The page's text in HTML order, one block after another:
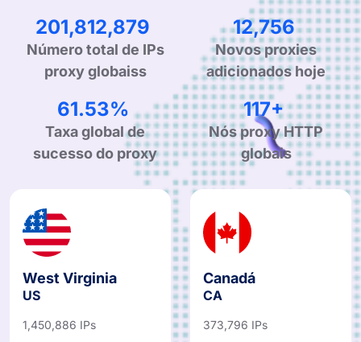
318,173,459
Número total de IPs
proxy globaiss
20,112
Novos proxies
adicionados hoje
99.90%
Taxa global de
sucesso do proxy
190+
Nós proxy HTTP
globais
West Virginia
US
1,450,886 IPs
Canadá
CA
373,796 IPs